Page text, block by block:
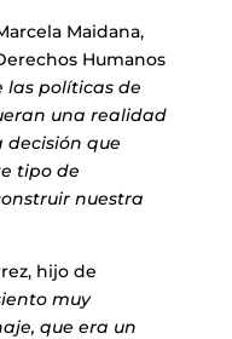
Maidana,
Humanos
las políticas de
una realidad
que
tipo de
nuestra
hijo de
muy
que era un